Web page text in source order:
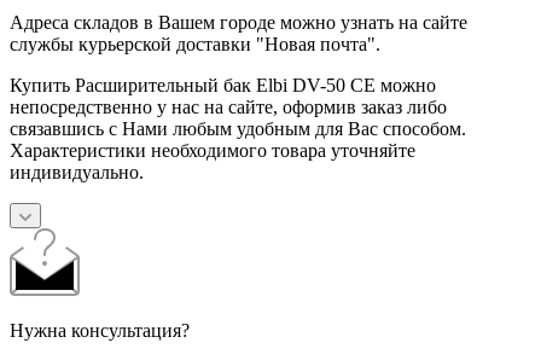
Адреса складов в Вашем городе можно узнать на сайте
службы курьерской доставки "Новая почта".
Купить Расширительный бак Elbi DV-50 CE можно
непосредственно у нас на сайте, оформив заказ либо
связавшись с Нами любым удобным для Вас способом.
Характеристики необходимого товара уточняйте
индивидуально.
Нужна консультация?